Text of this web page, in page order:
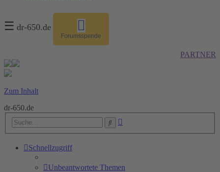
☰ dr-650.de
Forumsspende
PARTNER
Zum Inhalt
dr-650.de
Suche
Schnellzugriff
Unbeantwortete Themen